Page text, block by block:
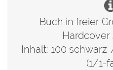
Buch in freier
Inhalt: 100
(1/1-